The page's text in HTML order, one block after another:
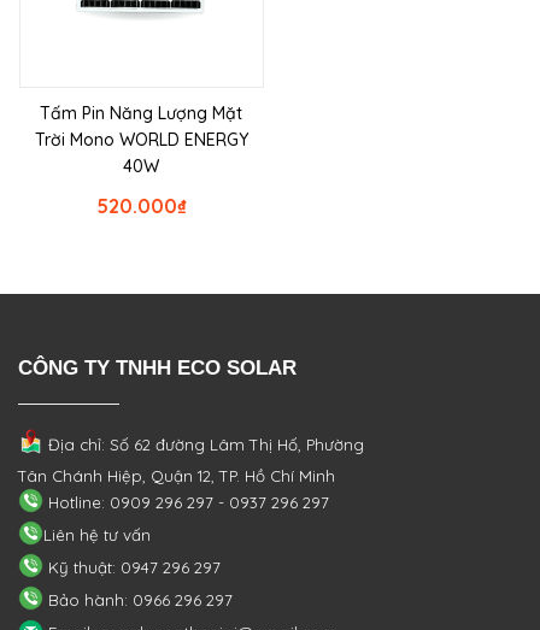
Tấm Pin Năng Lượng Mặt
Trời Mono WORLD ENERGY
40W
₫
520.000
CÔNG TY TNHH ECO SOLAR
Địa chỉ: Số 62 đường Lâm Thị Hố, Phường
Tân Chánh Hiệp, Quận 12, TP. Hồ Chí Minh
Hotline: 0909 296 297 - 0937 296 297
Liên hệ tư vấn
Kỹ thuật: 0947 296 297
Bảo hành: 0966 296 297